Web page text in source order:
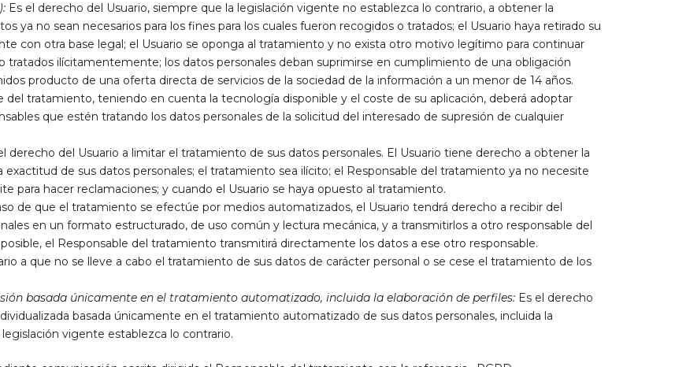
Es el derecho del Usuario, siempre que la legislación vigente no establezca lo contrario, a obtener la
ya no sean necesarios para los fines para los cuales fueron recogidos o tratados; el Usuario haya retirado su
con otra base legal; el Usuario se oponga al tratamiento y no exista otro motivo legítimo para continuar
tratados ilícitamentemente; los datos personales deban suprimirse en cumplimiento de una obligación
producto de una oferta directa de servicios de la sociedad de la información a un menor de 14 años.
del tratamiento, teniendo en cuenta la tecnología disponible y el coste de su aplicación, deberá adoptar
que estén tratando los datos personales de la solicitud del interesado de supresión de cualquier
derecho del Usuario a limitar el tratamiento de sus datos personales. El Usuario tiene derecho a obtener la
de sus datos personales; el tratamiento sea ilícito; el Responsable del tratamiento ya no necesite
para hacer reclamaciones; y cuando el Usuario se haya opuesto al tratamiento.
de que el tratamiento se efectúe por medios automatizados, el Usuario tendrá derecho a recibir del
en un formato estructurado, de uso común y lectura mecánica, y a transmitirlos a otro responsable del
el Responsable del tratamiento transmitirá directamente los datos a ese otro responsable.
a que no se lleve a cabo el tratamiento de sus datos de carácter personal o se cese el tratamiento de los
basada únicamente en el tratamiento automatizado, incluida la elaboración de perfiles: Es el derecho
basada únicamente en el tratamiento automatizado de sus datos personales, incluida la
vigente establezca lo contrario.